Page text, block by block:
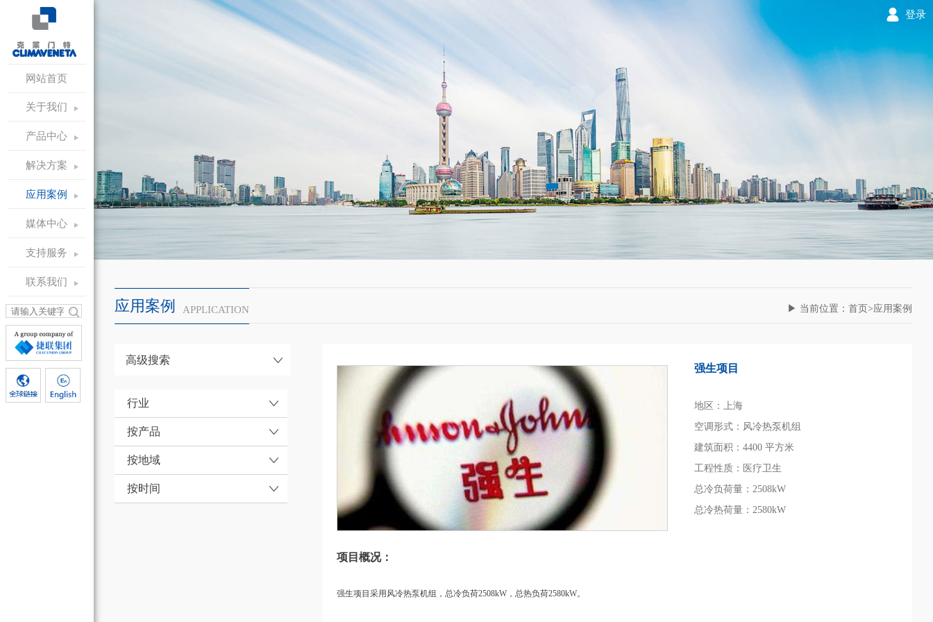
网站首页
关于我们
产品中心
解决方案
应用案例
媒体中心
支持服务
联系我们
登录
应用案例 APPLICATION ▶ 当前位置：首页>应用案例
高级搜索
行业
按产品
按地域
按时间
强生项目
地区：上海
空调形式：风冷热泵机组
建筑面积：4400 平方米
工程性质：医疗卫生
总冷负荷量：2508kW
总冷热荷量：2580kW
项目概况：
强生项目采用风冷热泵机组，总冷负荷2508kW，总热负荷2580kW。